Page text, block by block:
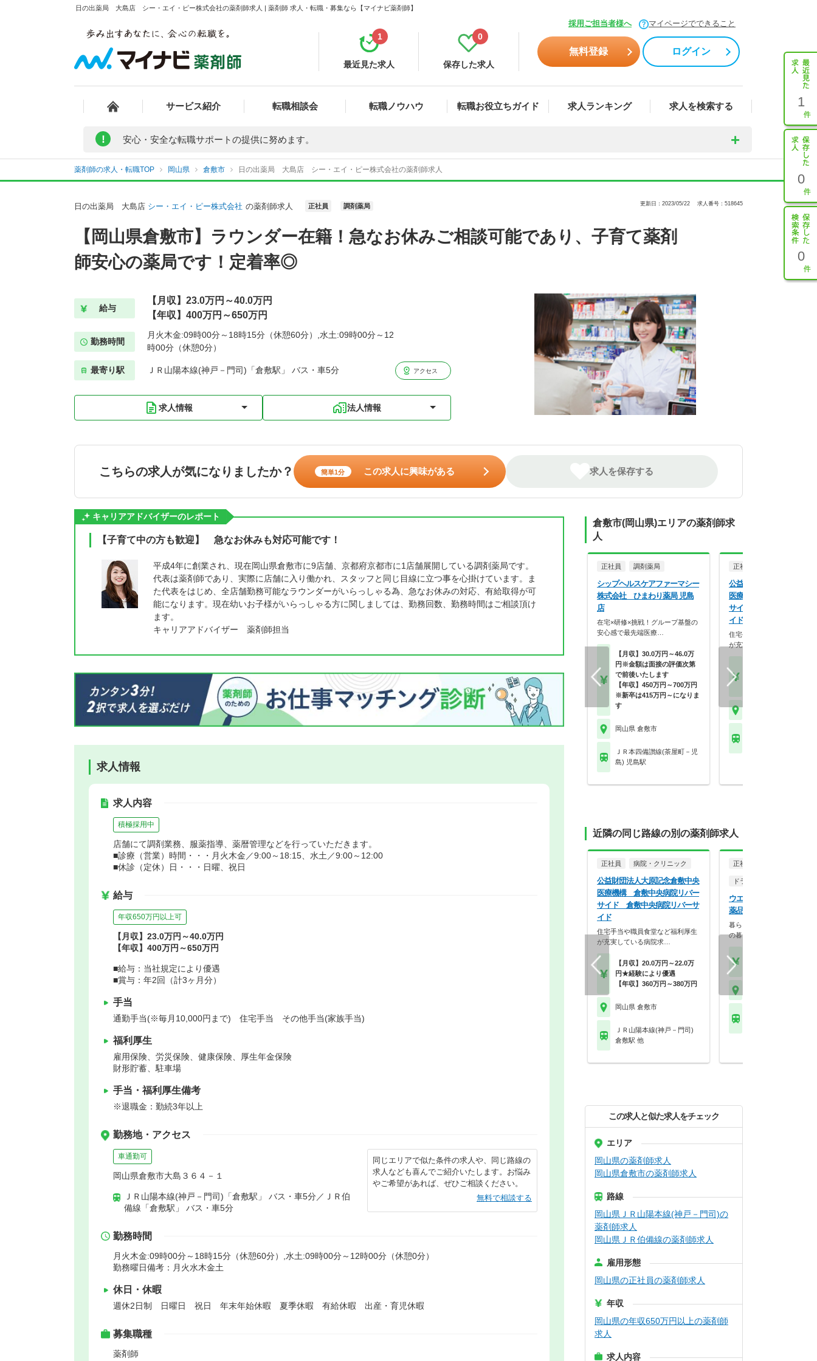
日の出薬局 大島店 シー・エイ・ピー株式会社の薬剤師求人 | 薬剤師 求人・転職・募集なら【マイナビ薬剤師】
採用ご担当者様へ マイページでできること
最近見た求人
1
保存した求人
0
無料登録 ログイン
サービス紹介 転職相談会 転職ノウハウ 転職お役立ちガイド 求人ランキング 求人を検索する 1
0
0
! 安心・安全な転職サポートの提供に努めます。
薬剤師の求人・転職TOP 岡山県 倉敷市 日の出薬局 大島店 シー・エイ・ピー株式会社の薬剤師求人
日の出薬局 大島店 シー・エイ・ピー株式会社 の薬剤師求人 正社員 調剤薬局 更新日：2023/05/22 求人番号：518645
【岡山県倉敷市】ラウンダー在籍！急なお休みご相談可能であり、子育て薬剤
師安心の薬局です！定着率◎
給与
【月収】23.0万円～40.0万円
【年収】400万円～650万円
勤務時間
月火木金:09時00分～18時15分（休憩60分）,水土:09時00分～12
時00分（休憩0分）
最寄り駅 ＪＲ山陽本線(神戸－門司)「倉敷駅」 バス・車5分 アクセス
求人情報 法人情報
こちらの求人が気になりましたか？ 簡単1分 この求人に興味がある 求人を保存する
キャリアアドバイザーのレポート
【子育て中の方も歓迎】 急なお休みも対応可能です！
平成4年に創業され、現在岡山県倉敷市に9店舗、京都府京都市に1店舗展開している調剤薬局です。
代表は薬剤師であり、実際に店舗に入り働かれ、スタッフと同じ目線に立つ事を心掛けています。ま
た代表をはじめ、全店舗勤務可能なラウンダーがいらっしゃる為、急なお休みの対応、有給取得が可
能になります。現在幼いお子様がいらっしゃる方に関しましては、勤務回数、勤務時間はご相談頂け
ます。
キャリアアドバイザー 薬剤師担当
求人情報
求人内容
積極採用中
店舗にて調剤業務、服薬指導、薬暦管理などを行っていただきます。
■診療（営業）時間・・・月火木金／9:00～18:15、水土／9:00～12:00
■休診（定休）日・・・日曜、祝日
給与
年収650万円以上可
【月収】23.0万円～40.0万円
【年収】400万円～650万円
■給与：当社規定により優遇
■賞与：年2回（計3ヶ月分）
手当
通勤手当(※毎月10,000円まで) 住宅手当 その他手当(家族手当)
福利厚生
雇用保険、労災保険、健康保険、厚生年金保険
財形貯蓄、駐車場
手当・福利厚生備考
※退職金：勤続3年以上
勤務地・アクセス
車通勤可
岡山県倉敷市大島３６４－１
ＪＲ山陽本線(神戸－門司)「倉敷駅」 バス・車5分／ＪＲ伯
備線「倉敷駅」 バス・車5分
同じエリアで似た条件の求人や、同じ路線の
求人なども喜んでご紹介いたします。お悩み
やご希望があれば、ぜひご相談ください。
無料で相談する
勤務時間
月火木金:09時00分～18時15分（休憩60分）,水土:09時00分～12時00分（休憩0分）
勤務曜日備考：月火水木金土
休日・休暇
週休2日制 日曜日 祝日 年末年始休暇 夏季休暇 有給休暇 出産・育児休暇
募集職種
薬剤師
倉敷市(岡山県)エリアの薬剤師求
人
正社員 調剤薬局
シップヘルスケアファーマシー
株式会社 ひまわり薬局 児島
店
在宅×研修×挑戦！グループ基盤の
安心感で最先端医療…
【月収】30.0万円～46.0万
円※金額は面接の評価次第
で前後いたします
【年収】450万円～700万円
※新卒は415万円～になりま
す
岡山県 倉敷市
ＪＲ本四備讃線(茶屋町－児
島) 児島駅
正社員
公益財団法人大原記念倉
医療機構 倉敷中央病院
サイド 倉敷中央病院リ
イド
住宅手当や職員食堂など福利
が充実している病院求…
近隣の同じ路線の別の薬剤師求人
正社員 病院・クリニック
公益財団法人大原記念倉敷中央
医療機構 倉敷中央病院リバー
サイド 倉敷中央病院リバーサ
イド
住宅手当や職員食堂など福利厚生
が充実している病院求…
【月収】20.0万円～22.0万
円★経験により優遇
【年収】360万円～380万円
岡山県 倉敷市
ＪＲ山陽本線(神戸－門司)
倉敷駅 他
正社員
ドラッグストア（調剤併設
ウエルシア薬局株式会社
薬品倉敷新田店
暮らしを支える仕事だから、
の暮らしも大切に。業…
この求人と似た求人をチェック
エリア
岡山県の薬剤師求人
岡山県倉敷市の薬剤師求人
路線
岡山県ＪＲ山陽本線(神戸－門司)の
薬剤師求人
岡山県ＪＲ伯備線の薬剤師求人
雇用形態
岡山県の正社員の薬剤師求人
年収
岡山県の年収650万円以上の薬剤師
求人
求人内容